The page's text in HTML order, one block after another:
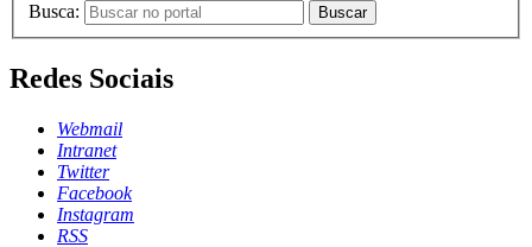
Busca: Buscar
Redes Sociais
Webmail
Intranet
Twitter
Facebook
Instagram
RSS